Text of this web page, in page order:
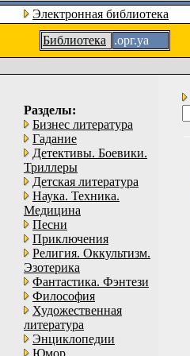
Электронная библиотека
Библиотека
.орг.уа
Разделы:
Бизнес литература
Гадание
Детективы. Боевики.
Триллеры
Детская литература
Наука. Техника.
Медицина
Песни
Приключения
Религия. Оккультизм.
Эзотерика
Фантастика. Фэнтези
Философия
Художественная
литература
Энциклопедии
Юмор